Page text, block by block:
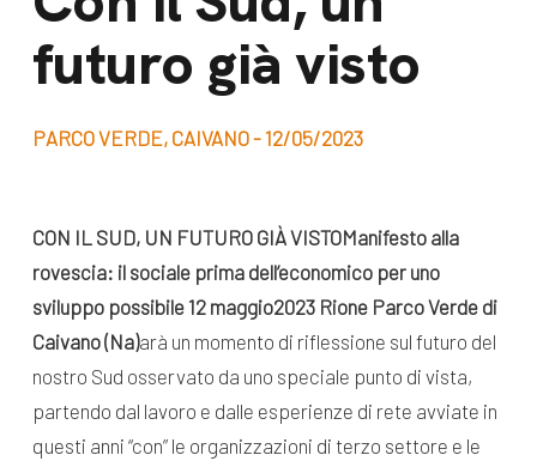
futuro già visto
PARCO VERDE, CAIVANO - 12/05/2023
CON IL SUD, UN FUTURO GIÀ VISTOManifesto alla
rovescia: il sociale prima dell’economico per uno
sviluppo possibile12 maggio2023 Rione Parco Verde di
Caivano (Na)arà un momento di riflessione sul futuro del
nostro Sud osservato da uno speciale punto di vista,
partendo dal lavoro e dalle esperienze di rete avviate in
questi anni “con” le organizzazioni di terzo settore e le
Lavora con noi
Bilancio di
missione
appuntamenti
News
Appuntamenti
dal Sud
Campagne
Videomagazine
e blog progetti
Seguici sui social: